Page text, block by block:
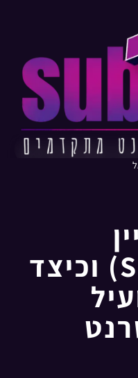
(Subdomain) וכיצד